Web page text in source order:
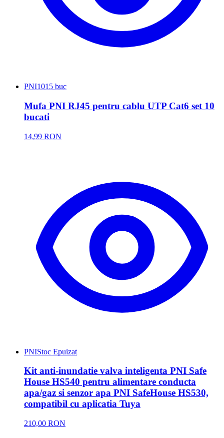
PNI1015 buc
Mufa PNI RJ45 pentru cablu UTP Cat6 set 10
bucati
14,99 RON
PNIStoc Epuizat
Kit anti-inundatie valva inteligenta PNI Safe
House HS540 pentru alimentare conducta
apa/gaz si senzor apa PNI SafeHouse HS530,
compatibil cu aplicatia Tuya
210,00 RON